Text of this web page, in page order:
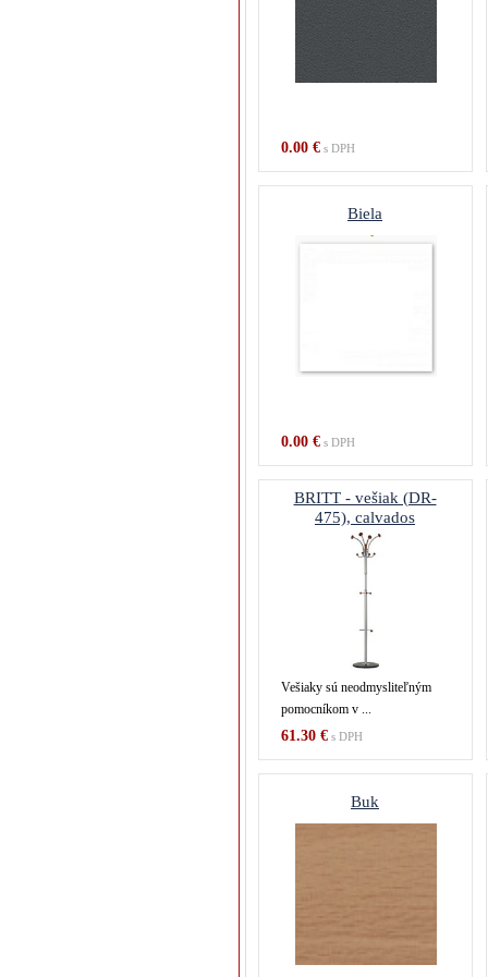
0.00 €s DPH
Biela
0.00 €s DPH
BRITT - vešiak (DR-
475), calvados
Vešiaky sú neodmysliteľným
pomocníkom v ...
61.30 €s DPH
Buk